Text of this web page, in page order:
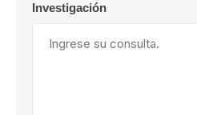
Investigación